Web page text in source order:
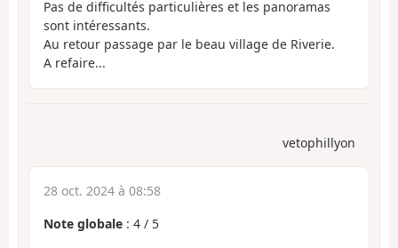
Pas de difficultés particulières et les panoramas
sont intéressants.
Au retour passage par le beau village de Riverie.
A refaire...
vetophillyon
28 oct. 2024 à 08:58
Note globale : 4 / 5